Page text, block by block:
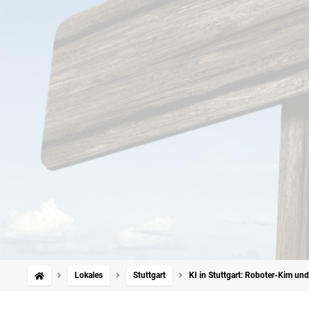
Lokales Stuttgart KI in Stuttgart: Roboter-Kim